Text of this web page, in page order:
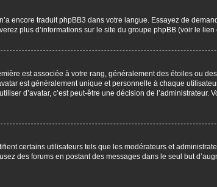
encore traduit phpBB3 dans votre langue. Essayez de
plus d’informations sur le site du groupe phpBB (voir le
est associée à votre rang, généralement des étoiles ou
est généralement unique et personnelle à chaque
d’avatar, c’est peut-être une décision de l’administrateur.
certains utilisateurs tels que les modérateurs et
des forums en postant des messages dans le seul but